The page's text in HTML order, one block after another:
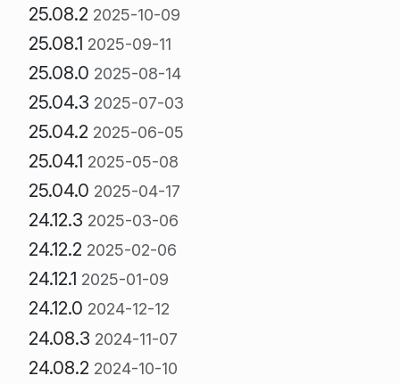
25.08.2 2025-10-09
25.08.1 2025-09-11
25.08.0 2025-08-14
25.04.3 2025-07-03
25.04.2 2025-06-05
25.04.1 2025-05-08
25.04.0 2025-04-17
24.12.3 2025-03-06
24.12.2 2025-02-06
24.12.1 2025-01-09
24.12.0 2024-12-12
24.08.3 2024-11-07
24.08.2 2024-10-10